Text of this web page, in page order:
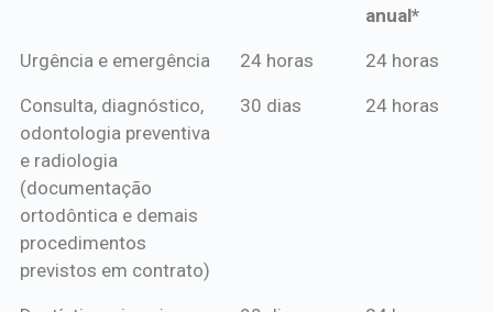
anual*
*Procedimentos Amil
*Pagamento
mensal*
*Pagamento
de crédito
Urgência e emergência 24 horas 24 horas
Consulta, diagnóstico,
odontologia preventiva
e radiologia
(documentação
ortodôntica e demais
procedimentos
previstos em contrato)
30 dias 24 horas